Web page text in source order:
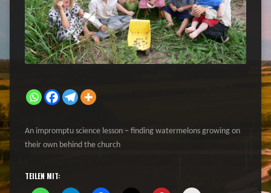
An impromptu science lesson – finding watermelons growing on
their own behind the church
TEILEN MIT: